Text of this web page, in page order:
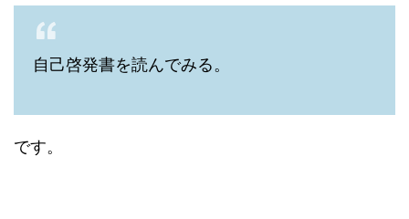
自己啓発書を読んでみる。
です。